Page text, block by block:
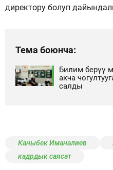
директору болуп
Тема боюнча:
Билим берүү
акча
салды
Каныбек Иманалиев
кадрдык саясат